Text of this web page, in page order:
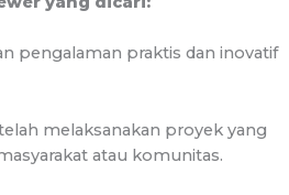
pengalaman praktis dan inovatif
melaksanakan proyek yang
atau komunitas.